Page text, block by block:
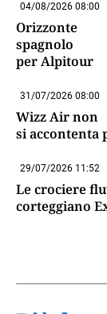
04/08/2026 08:00
Orizzonte
spagnolo
per Alpitour
31/07/2026 08:00
Wizz Air non
si accontenta
29/07/2026 11:52
Le crociere
corteggiano